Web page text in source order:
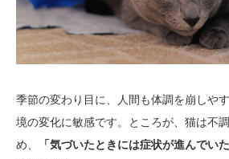
季節の変わり目に、人間も体調を崩しや
境の変化に敏感です。ところが、猫は不
め、
「気づいたときには症状が進んでいた